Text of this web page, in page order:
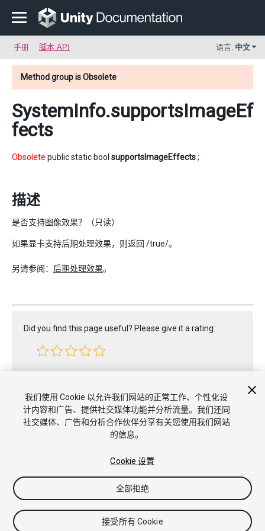
手册 脚本 API 语言: 中文
Method group is Obsolete
SystemInfo.supportsImageEf
fects
Obsolete public static bool supportsImageEffects;
描述
是否支持图像效果？（只读）
如果显卡支持后期处理效果，则返回 /true/。
另请参阅： 后期处理效果。
Did you find this page useful? Please give it a rating:
版权所有 © 2021 Unity Technologies. Publication 2020.3
教程
社区答案 知识库 论坛 Asset Store
商标和使用条款
法律条款
Cookie
不要出售或分享我的个人信息
Cookie 偏好
我们使用 Cookie 以允许我们网站的正常工作、个性化设
计内容和广告、提供社交媒体功能并分析流量。我们还同
社交媒体、广告和分析合作伙伴分享有关您使用我们网站
的信息。
Cookie 设置
全部拒绝
接受所有 Cookie